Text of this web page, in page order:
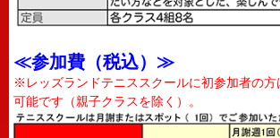
≪参加費（税込）≫
※レッズランドテニススクールに初参加者の
可能です（親子クラスを除く）。